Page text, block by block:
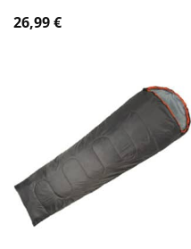
26,99€